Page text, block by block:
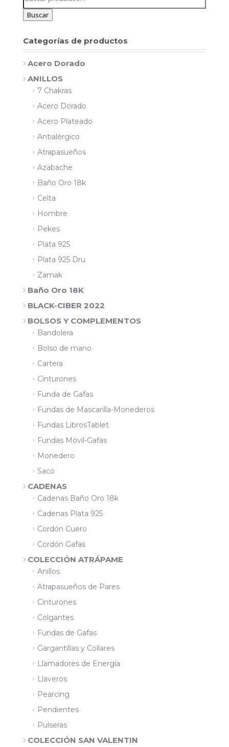
por:
Buscar
Categorías de productos
Acero Dorado
ANILLOS
7 Chakras
Acero Dorado
Acero Plateado
Antialérgico
Atrapasueños
Azabache
Baño Oro 18k
Celta
Hombre
Pekes
Plata 925
Plata 925 Dru
Zamak
Baño Oro 18K
BLACK-CIBER 2022
BOLSOS Y COMPLEMENTOS
Bandolera
Bolso de mano
Cartera
Cinturones
Funda de Gafas
Fundas de Mascarilla-Monederos
Fundas LibrosTablet
Fundas Móvil-Gafas
Monedero
Saco
CADENAS
Cadenas Baño Oro 18k
Cadenas Plata 925
Cordón Cuero
Cordón Gafas
COLECCIÓN ATRÁPAME
Anillos
Atrapasueños de Pares
Cinturones
Colgantes
Fundas de Gafas
Gargantillas y Collares
Llamadores de Energía
Llaveros
Pearcing
Pendientes
Pulseras
COLECCIÓN SAN VALENTIN